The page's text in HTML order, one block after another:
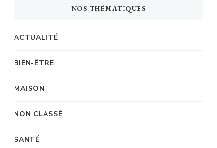
NOS THÉMATIQUES
ACTUALITÉ
BIEN-ÊTRE
MAISON
NON CLASSÉ
SANTÉ